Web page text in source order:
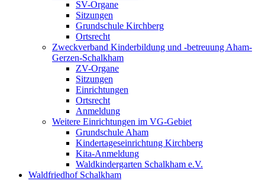
SV-Organe
Sitzungen
Grundschule Kirchberg
Ortsrecht
Zweckverband Kinderbildung und -betreuung Aham-
Gerzen-Schalkham
ZV-Organe
Sitzungen
Einrichtungen
Ortsrecht
Anmeldung
Weitere Einrichtungen im VG-Gebiet
Grundschule Aham
Kindertageseinrichtung Kirchberg
Kita-Anmeldung
Waldkindergarten Schalkham e.V.
Waldfriedhof Schalkham